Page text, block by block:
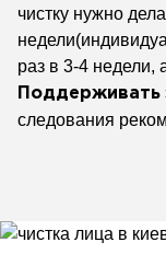
чистку нужно
раз в 3-4 недели,
Поддерживать
следования